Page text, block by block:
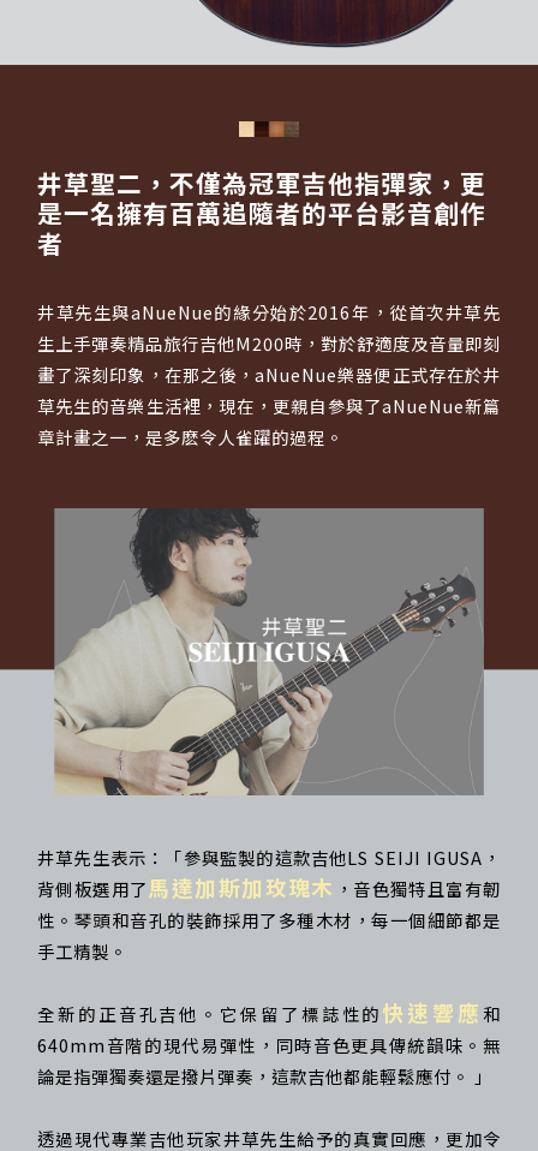
井草聖二，不僅為冠軍吉他指彈家，更
是一名擁有百萬追隨者的平台影音創作
者
井草先生與aNueNue的緣分始於2016年，從首次井草先
生上手彈奏精品旅行吉他M200時，對於舒適度及音量即刻
畫了深刻印象，在那之後，aNueNue樂器便正式存在於井
草先生的音樂生活裡，現在，更親自參與了aNueNue新篇
章計畫之一，是多麽令人雀躍的過程。
井草先生表示：「參與監製的這款吉他LS SEIJI IGUSA，
背側板選用了馬達加斯加玫瑰木 ，音色獨特且富有韌
性。琴頭和音孔的裝飾採用了多種木材，每一個細節都是
手工精製。
全新的正音孔吉他。它保留了標誌性的快速響應 和
640mm音階的現代易彈性，同時音色更具傳統韻味。無
論是指彈獨奏還是撥片彈奏，這款吉他都能輕鬆應付。 」
透過現代專業吉他玩家井草先生給予的真實回應，更加令